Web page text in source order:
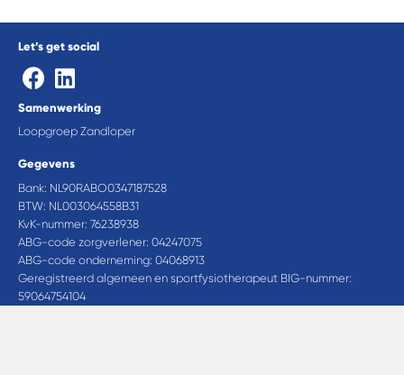
Gegevens
Bank: NL90RABO0347187528
BTW: NL003064558B31
KvK-nummer: 76238938
ABG-code zorgverlener: 04247075
ABG-code onderneming: 04068913
Geregistreerd algemeen en sportfysiotherapeut BIG-nummer:
59064754104
Let’s get social
Samenwerking
Loopgroep Zandloper